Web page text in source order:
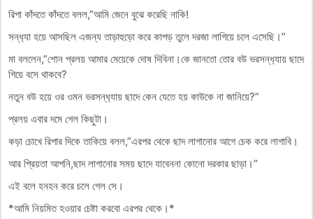
রিপা কাঁদতে কাঁদতে বলল,”আমি জেনে বুঝে করেছি নাকি!
সন্ধ‍্যা হয়ে আসছিল এজন্য তাড়াহুড়ো করে কাপড় তুলে দরজা লাগিয়ে চলে এসেছি।”
মা বললেন,”শোন প্রলয় আমার মেয়েকে দোষ দিবিনা।কে জানতো তোর বউ ভরসন্ধ‍্যায় ছাদে
গিয়ে বসে থাকবে?
নতুন বউ হয়ে ওর ওমন ভরসন্ধ‍্যায় ছাদে কেন যেতে হয় কাউকে না জানিয়ে?”
প্রলয় এবার দমে গেল কিছুটা।
কড়া চোখে রিপার দিকে তাকিয়ে বলল,”এরপর থেকে ছাদ লাগানোর আগে চেক করে লাগাবি।
আর প্রিয়তা আপনি,ছাদ লাগানোর সময় ছাদে যাবেননা কোনো দরকার ছাড়া।”
এই বলে হনহন করে চলে গেল সে।
*আমি নিয়মিত হওয়ার চেষ্টা করবো এরপর থেকে।*